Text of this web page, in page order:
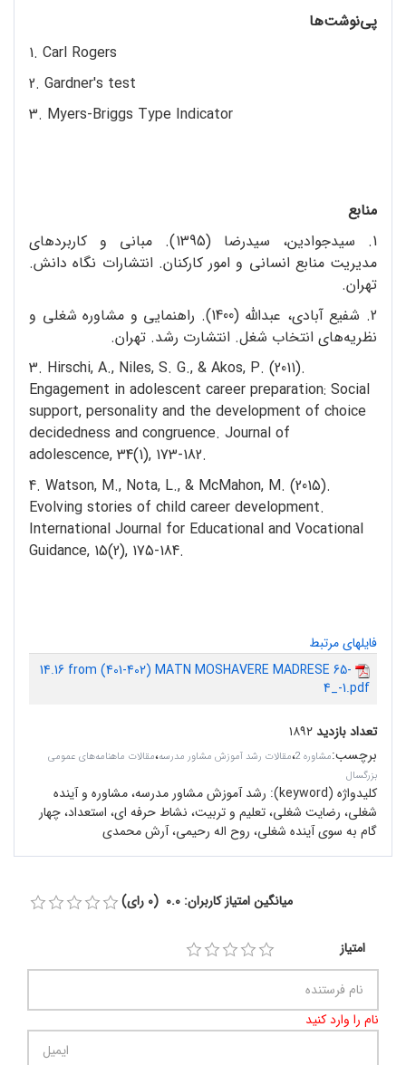
پی‌نوشت‌ها
1. Carl Rogers
2. Gardner's test
3. Myers-Briggs Type Indicator
منابع
1. سیدجوادین، سیدرضا (1395). مبانی و کاربردهای
مدیریت منابع انسانی و امور کارکنان. انتشارات نگاه دانش.
تهران.
2. شفیع ‌آبادی، عبدالله (1400). راهنمایی و مشاوره شغلی و
نظریه‌های انتخاب شغل. انتشارت رشد. تهران.
3. Hirschi, A., Niles, S. G., & Akos, P. (2011).
Engagement in adolescent career preparation: Social
support, personality and the development of choice
decidedness and congruence. Journal of
adolescence, 34(1), 173-182.
4. Watson, M., Nota, L., & McMahon, M. (2015).
Evolving stories of child career development.
International Journal for Educational and Vocational
Guidance, 15(2), 175-184.
فایلهای مرتبط
14.16 from (401-402) MATN MOSHAVERE MADRESE 65-
4_-1.pdf
تعداد بازدید۱۸۹۲
برچسب:مشاوره 2 ،مقالات رشد آموزش مشاور مدرسه،مقالات ماهنامه‌های عمومی
بزرگسال
کلیدواژه (keyword):
رشد آموزش مشاور مدرسه، مشاوره و آینده
شغلی، رضایت شغلی، تعلیم و تربیت، نشاط حرفه ای، استعداد، چهار
گام به سوی آینده شغلی، روح اله رحیمی، آرش محمدی
میانگین امتیاز کاربران: 0.0 (0 رای)
امتیاز
نام را وارد کنید